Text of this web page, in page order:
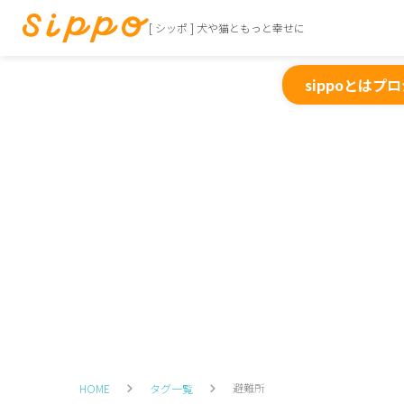
[ シッポ ] 犬や猫ともっと幸せに
sippoとはプ
HOME タグ一覧 避難所